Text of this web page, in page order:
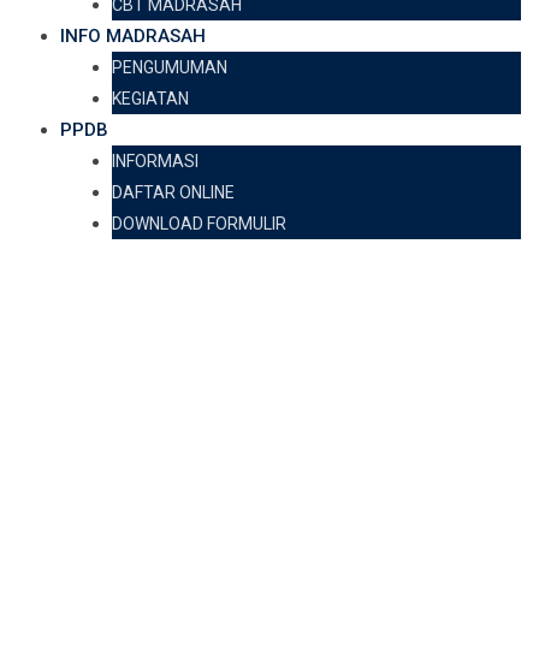
CBT MADRASAH
INFO MADRASAH
PENGUMUMAN
KEGIATAN
PPDB
INFORMASI
DAFTAR ONLINE
DOWNLOAD FORMULIR